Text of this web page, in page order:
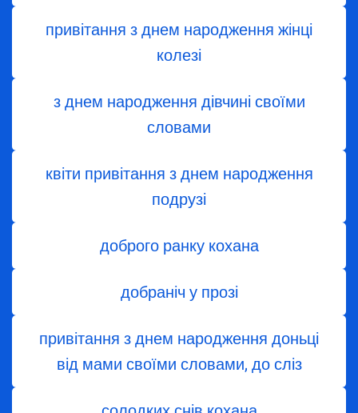
привітання з днем народження жінці
колезі
з днем ​​народження дівчині своїми
словами
квіти привітання з днем народження
подрузі
доброго ранку кохана
добраніч у прозі
привітання з днем народження доньці
від мами своїми словами, до сліз